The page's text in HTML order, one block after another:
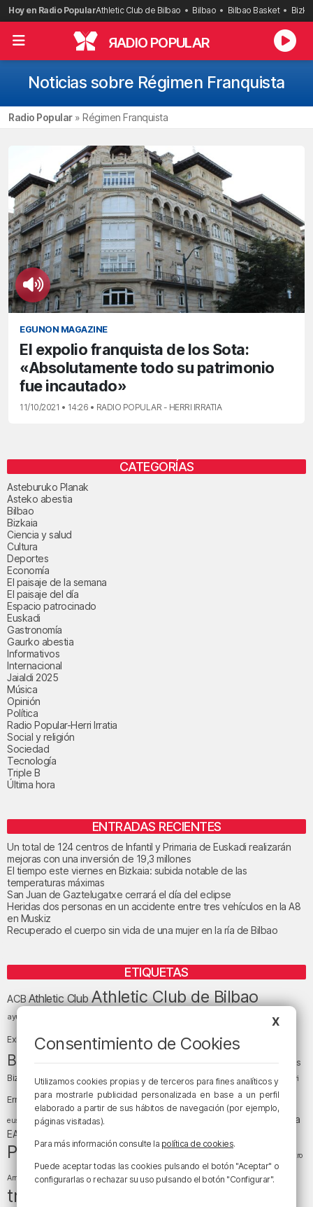
Saltar
al
contenido
Hoy en Radio PopularAthletic Club de Bilbao Bilbao Bilbao Basket
RADIO POPULAR
Noticias sobre Régimen Franquista
Radio Popular» Régimen Franquista
EGUNON MAGAZINE
El expolio franquista de los Sota:
«Absolutamente todo su patrimonio
fue incautado»
11/10/2021 • 14:26 • RADIO POPULAR - HERRI IRRATIA
CATEGORÍAS
Asteburuko Planak
Asteko abestia
Bilbao
Bizkaia
Ciencia y salud
Cultura
Deportes
Economía
El paisaje de la semana
El paisaje del día
Espacio patrocinado
Euskadi
Gastronomía
Gaurko abestia
Informativos
Internacional
Jaialdi 2025
Música
Opinión
Política
Radio Popular-Herri Irratia
Social y religión
Sociedad
Tecnología
Triple B
Última hora
ENTRADAS RECIENTES
Un total de 124 centros de Infantil y Primaria de Euskadi realizarán
mejoras con una inversión de 19,3 millones
El tiempo este viernes en Bizkaia: subida notable de las
temperaturas máximas
San Juan de Gaztelugatxe cerrará el día del eclipse
Heridas dos personas en un accidente entre tres vehículos en la A8
en Muskiz
Recuperado el cuerpo sin vida de una mujer en la ría de Bilbao
ETIQUETAS
ACBAthletic ClubAthletic Club de Bilbao
ayuntamiento de Bilbao BEC (Bilbao
Exhibition Center) BilbaoBilbao Basket Bizkaia
Bizkaia y sus comarcas Copa del Rey cultura Cáritas
Bizkaia
Deusto Diócesis de Bilbao Egunon Bizkaia el tiempo Enkarterri
Ernesto Valverde Ertzaintza Euskadi (País Vasco)
euskera fiestas fútbol LaLiga
LaLiga
EA Sports
Política sociedadsucesos Teatro
Arriaga tiempotiempo atmosféricotráfico
tráfico en Bizkaia
X
Consentimiento de Cookies
Utilizamos cookies propias y de terceros para fines analíticos y
para mostrarle publicidad personalizada en base a un perfil
elaborado a partir de sus hábitos de navegación (por ejemplo,
páginas visitadas).
Para más información consulte la política de cookies.
Puede aceptar todas las cookies pulsando el botón "Aceptar" o
configurarlas o rechazar su uso pulsando el botón "Configurar".